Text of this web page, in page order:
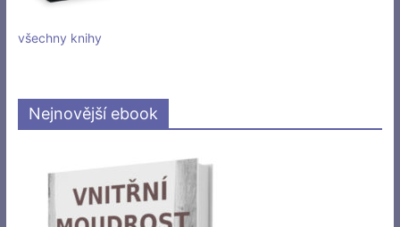
všechny knihy
Nejnovější ebook